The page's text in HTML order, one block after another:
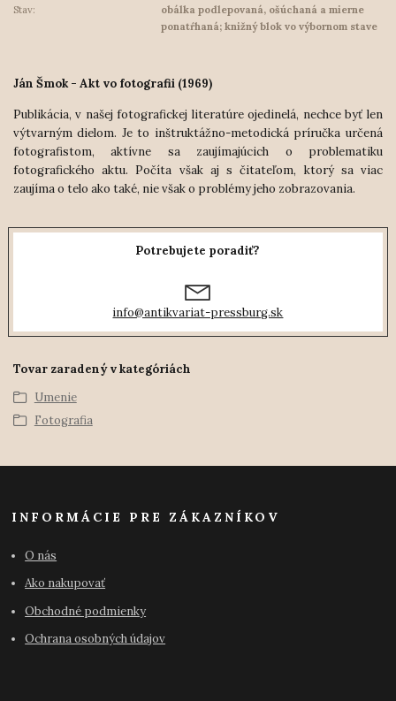
Stav:
obálka podlepovaná, ošúchaná a mierne
ponatŕhaná; knižný blok vo výbornom stave
Ján Šmok - Akt vo fotografii (1969)
Publikácia, v našej fotografickej literatúre ojedinelá, nechce byť len
výtvarným dielom. Je to inštruktážno-metodická príručka určená
fotografistom, aktívne sa zaujímajúcich o problematiku
fotografického aktu. Počíta však aj s čitateľom, ktorý sa viac
zaujíma o telo ako také, nie však o problémy jeho zobrazovania.
Potrebujete poradiť?
info@antikvariat-pressburg.sk
Tovar zaradený v kategóriách
Umenie
Fotografia
INFORMÁCIE PRE ZÁKAZNÍKOV
O nás
Ako nakupovať
Obchodné podmienky
Ochrana osobných údajov